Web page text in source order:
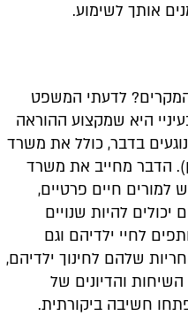
אותך לשימוע.
לדעתי המשפט
היא שמקצוע ההוראה
בדבר, כולל את משרד
הדבר מחייב את משרד
למורים חיים פרטיים,
להיות שנויים
לחיי ילדיהם וגם
שלהם לחינוך ילדיהם,
והדיונים של
חשיבה ביקורתית.